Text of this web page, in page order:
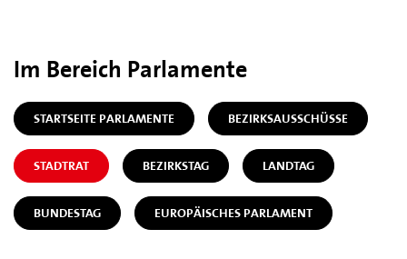
Im Bereich Parlamente
STARTSEITE PARLAMENTE BEZIRKSAUSSCHÜSSE
STADTRAT BEZIRKSTAG LANDTAG
BUNDESTAG EUROPÄISCHES PARLAMENT